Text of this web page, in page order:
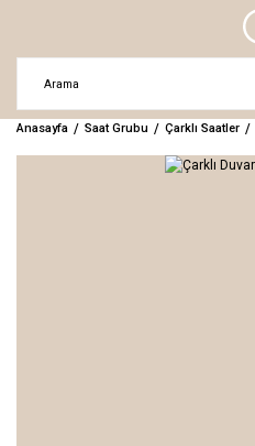
Anasayfa Saat Grubu Çarklı Saatler